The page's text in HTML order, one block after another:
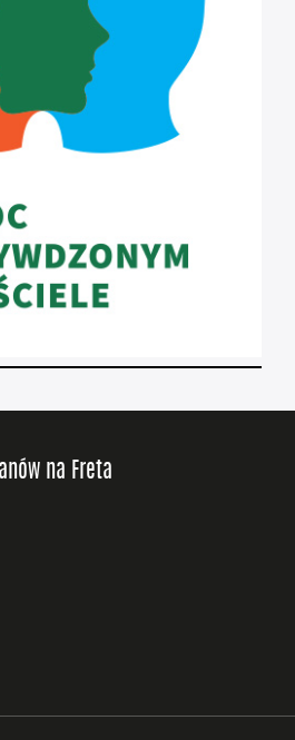
na Freta